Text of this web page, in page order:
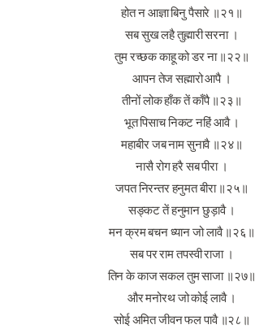
होत न आज्ञा बिनु पैसारे ॥२१॥
सब सुख लहै तुह्मारी सरना ।
तुम रच्छक काहू को डर ना ॥२२॥
आपन तेज सह्मारो आपै ।
तीनों लोक हाँक तें काँपै ॥२३॥
भूत पिसाच निकट नहिं आवै ।
महाबीर जब नाम सुनावै ॥२४॥
नासै रोग हरै सब पीरा ।
जपत निरन्तर हनुमत बीरा ॥२५॥
सङ्कट तें हनुमान छुड़ावै ।
मन क्रम बचन ध्यान जो लावै ॥२६॥
सब पर राम तपस्वी राजा ।
तिन के काज सकल तुम साजा ॥२७॥
और मनोरथ जो कोई लावै ।
सोई अमित जीवन फल पावै ॥२८॥